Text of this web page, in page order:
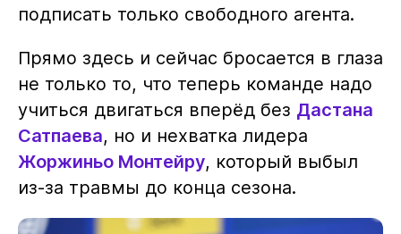
подписать только свободного агента.
Прямо здесь и сейчас бросается в глаза
не только то, что теперь команде надо
учиться двигаться вперёд без Дастана
Сатпаева, но и нехватка лидера
Жоржиньо Монтейру, который выбыл
из-за травмы до конца сезона.